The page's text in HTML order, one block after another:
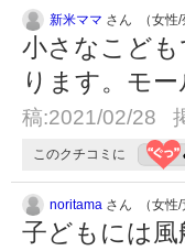
新米ママ さん （女性/
小さなこど
ります。モ
稿:2021/02/28
このクチコミに
noritama さん （女性/
子どもには